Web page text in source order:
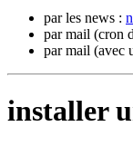
par les news :
par mail (cron
par mail (avec
installer